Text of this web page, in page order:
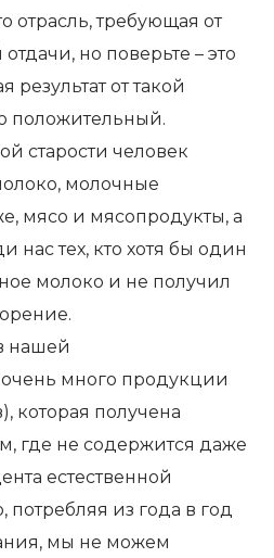
отрасль, требующая от
но поверьте – это
результат от такой
положительный.
старости человек
молочные
мясо и мясопродукты, а
нас тех, кто хотя бы один
молоко и не получил
нашей
много продукции
которая получена
где не содержится даже
естественной
из года в год
мы не можем